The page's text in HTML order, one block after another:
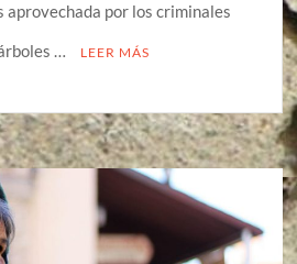
aprovechada por los criminales
…
LEER MÁS